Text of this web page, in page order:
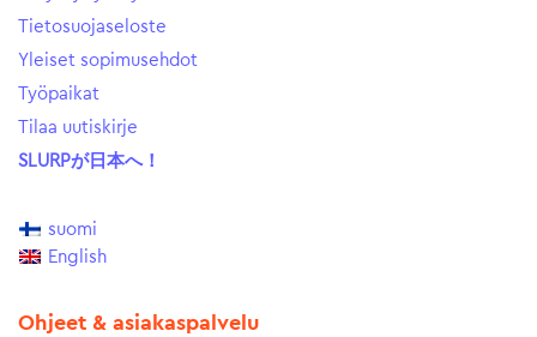
Tietosuojaseloste
Yleiset sopimusehdot
Työpaikat
Tilaa uutiskirje
SLURPが日本へ！
suomi
English
Ohjeet & asiakaspalvelu